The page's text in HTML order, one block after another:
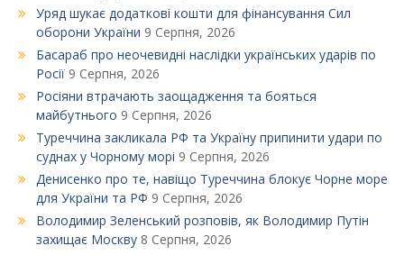
Уряд шукає додаткові кошти для фінансування Сил
оборони України 9 Серпня, 2026
Басараб про неочевидні наслідки українських ударів по
Росії 9 Серпня, 2026
Росіяни втрачають заощадження та бояться
майбутнього 9 Серпня, 2026
Туреччина закликала РФ та Україну припинити удари по
суднах у Чорному морі 9 Серпня, 2026
Денисенко про те, навіщо Туреччина блокує Чорне море
для України та РФ 9 Серпня, 2026
Володимир Зеленський розповів, як Володимир Путін
захищає Москву 8 Серпня, 2026